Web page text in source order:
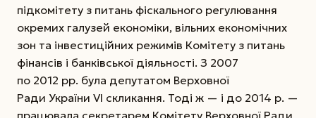
підкомітету з питань фіскального регулювання
окремих галузей економіки, вільних економічних
зон та інвестиційних режимів Комітету з питань
фінансів і банківської діяльності. З 2007
по 2012 рр. була депутатом Верховної
Ради України VI скликання. Тоді ж — і до 2014 р. —
працювала секретарем Комітету Верховної Ради